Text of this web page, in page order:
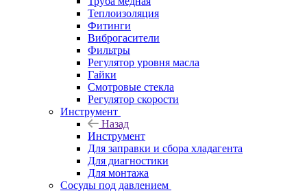
Теплоизоляция
Фитинги
Виброгасители
Фильтры
Регулятор уровня масла
Гайки
Смотровые стекла
Регулятор скорости
Инструмент
Назад
Инструмент
Для заправки и сбора хладагента
Для диагностики
Для монтажа
Сосуды под давлением